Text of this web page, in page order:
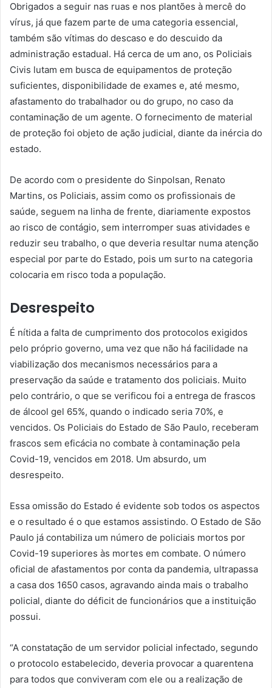
Obrigados a seguir nas ruas e nos plantões à mercê do
vírus, já que fazem parte de uma categoria essencial,
também são vítimas do descaso e do descuido da
administração estadual. Há cerca de um ano, os Policiais
Civis lutam em busca de equipamentos de proteção
suficientes, disponibilidade de exames e, até mesmo,
afastamento do trabalhador ou do grupo, no caso da
contaminação de um agente. O fornecimento de material
de proteção foi objeto de ação judicial, diante da inércia do
estado.
De acordo com o presidente do Sinpolsan, Renato
Martins, os Policiais, assim como os profissionais de
saúde, seguem na linha de frente, diariamente expostos
ao risco de contágio, sem interromper suas atividades e
reduzir seu trabalho, o que deveria resultar numa atenção
especial por parte do Estado, pois um surto na categoria
colocaria em risco toda a população.
Desrespeito
É nítida a falta de cumprimento dos protocolos exigidos
pelo próprio governo, uma vez que não há facilidade na
viabilização dos mecanismos necessários para a
preservação da saúde e tratamento dos policiais. Muito
pelo contrário, o que se verificou foi a entrega de frascos
de álcool gel 65%, quando o indicado seria 70%, e
vencidos. Os Policiais do Estado de São Paulo, receberam
frascos sem eficácia no combate à contaminação pela
Covid-19, vencidos em 2018. Um absurdo, um
desrespeito.
Essa omissão do Estado é evidente sob todos os aspectos
e o resultado é o que estamos assistindo. O Estado de São
Paulo já contabiliza um número de policiais mortos por
Covid-19 superiores às mortes em combate. O número
oficial de afastamentos por conta da pandemia, ultrapassa
a casa dos 1650 casos, agravando ainda mais o trabalho
policial, diante do déficit de funcionários que a instituição
possui.
“A constatação de um servidor policial infectado, segundo
o protocolo estabelecido, deveria provocar a quarentena
para todos que conviveram com ele ou a realização de